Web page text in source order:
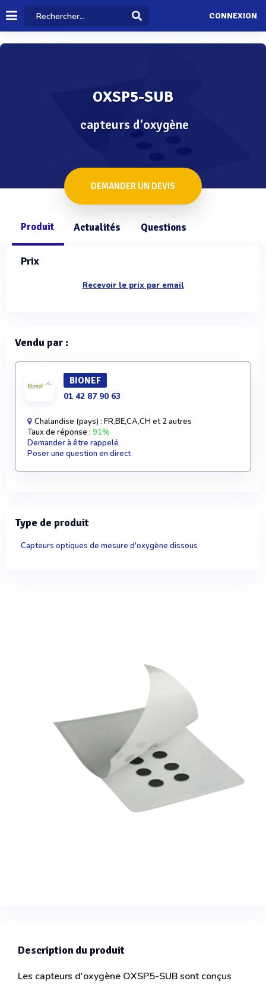
CONNEXION
OXSP5-SUB
capteurs d'oxygène
DEMANDER UN DEVIS
Produit Actualités Questions
Description du produit
Les capteurs d'oxygène OXSP5-SUB sont conçus
Prix
Recevoir le prix par email
Vendu par :
BIONEF
01 42 87 90 63
Chalandise (pays) : FR,BE,CA,CH et 2 autres
Taux de réponse : 91%
Demander à être rappelé
Poser une question en direct
Type de produit
Capteurs optiques de mesure d'oxygène dissous